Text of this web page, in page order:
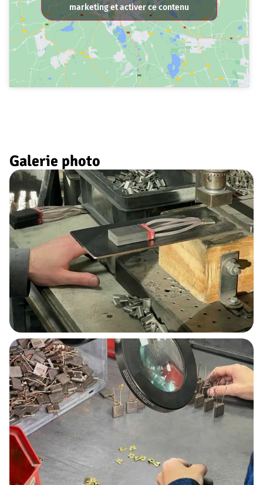
marketing et activer ce contenu
Galerie photo